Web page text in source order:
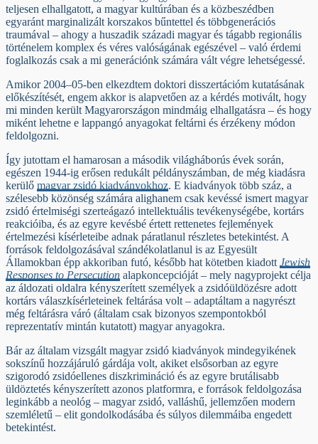
teljesen elhallgatott, a magyar kultúrában és a közbeszédben
egyaránt marginalizált korszakos bűntettel és többgenerációs
traumával – ahogy a huszadik századi magyar és tágabb regionális
történelem komplex és véres valóságának egészével – való érdemi
foglalkozás csak a mi generációnk számára vált végre lehetségessé.
Amikor 2004–05-ben elkezdtem doktori disszertációm kutatásának
előkészítését, engem akkor is alapvetően az a kérdés motivált, hogy
mi minden került Magyarországon mindmáig elhallgatásra – és hogy
miként lehetne e lappangó anyagokat feltárni és érzékeny módon
feldolgozni.
Így jutottam el hamarosan a második világháborús évek során,
egészen 1944-ig erősen redukált példányszámban, de még kiadásra
kerülő magyar zsidó kiadványokhoz. E kiadványok több száz, a
szélesebb közönség számára alighanem csak kevéssé ismert magyar
zsidó értelmiségi szerteágazó intellektuális tevékenységébe, kortárs
reakcióiba, és az egyre kevésbé értett rettenetes fejlemények
értelmezési kísérleteibe adnak páratlanul részletes betekintést. A
források feldolgozásával szándékolatlanul is az Egyesült
Államokban épp akkoriban futó, később hat kötetben kiadott Jewish
Responses to Persecution alapkoncepcióját – mely nagyprojekt célja
az áldozati oldalra kényszerített személyek a zsidóüldözésre adott
kortárs válaszkísérleteinek feltárása volt – adaptáltam a nagyrészt
még feltárásra váró (általam csak bizonyos szempontokból
reprezentatív mintán kutatott) magyar anyagokra.
Bár az általam vizsgált magyar zsidó kiadványok mindegyikének
sokszínű hozzájáruló gárdája volt, akiket elsősorban az egyre
szigorodó zsidóellenes diszkrimináció és az egyre brutálisabb
üldöztetés kényszerített azonos platformra, e források feldolgozása
leginkább a neológ – magyar zsidó, valláshű, jellemzően modern
szemléletű – elit gondolkodásába és súlyos dilemmáiba engedett
betekintést.